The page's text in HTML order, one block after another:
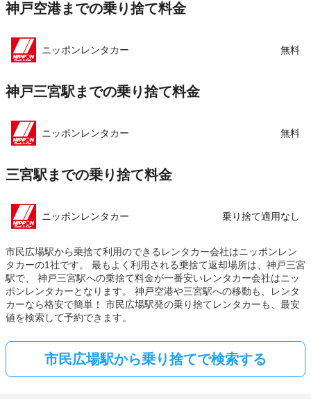
神戸空港までの乗り捨て料金
ニッポンレンタカー 無料
神戸三宮駅までの乗り捨て料金
ニッポンレンタカー 無料
三宮駅までの乗り捨て料金
ニッポンレンタカー 乗り捨て適用なし
市民広場駅から乗捨て利用のできるレンタカー会社はニッポンレン
タカーの1社です。 最もよく利用される乗捨て返却場所は、神戸三宮
駅で、 神戸三宮駅への乗捨て料金が一番安いレンタカー会社はニッ
ポンレンタカーとなります。 神戸空港や三宮駅への移動も、レンタ
カーなら格安で簡単！ 市民広場駅発の乗り捨てレンタカーも、最安
値を検索して予約できます。
市民広場駅から乗り捨てで検索する